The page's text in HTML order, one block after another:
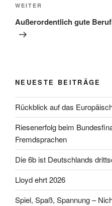
Nächster
Beitrag
WEITER
Außerordentlich gute
NEUESTE BEITRÄGE
Rückblick auf das
Riesenerfolg beim
Fremdsprachen
Die 6b ist Deutschlands
Lloyd ehrt 2026
Spiel, Spaß, Spannung –